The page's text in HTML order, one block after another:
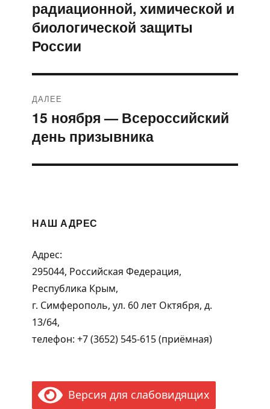
записям
запись:
радиационной, химической и
биологической защиты
России
ДАЛЕЕ
Следующая
запись:
15 ноября — Всероссийский
день призывника
НАШ АДРЕС
Адрес:
295044, Российская Федерация,
Республика Крым,
г. Симферополь, ул. 60 лет Октября, д.
13/64,
телефон: +7 (3652) 545-615 (приёмная)
Версия для слабовидящих